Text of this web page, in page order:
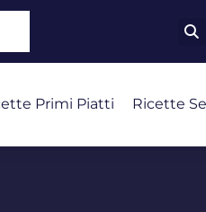
Primi Piatti Ricette